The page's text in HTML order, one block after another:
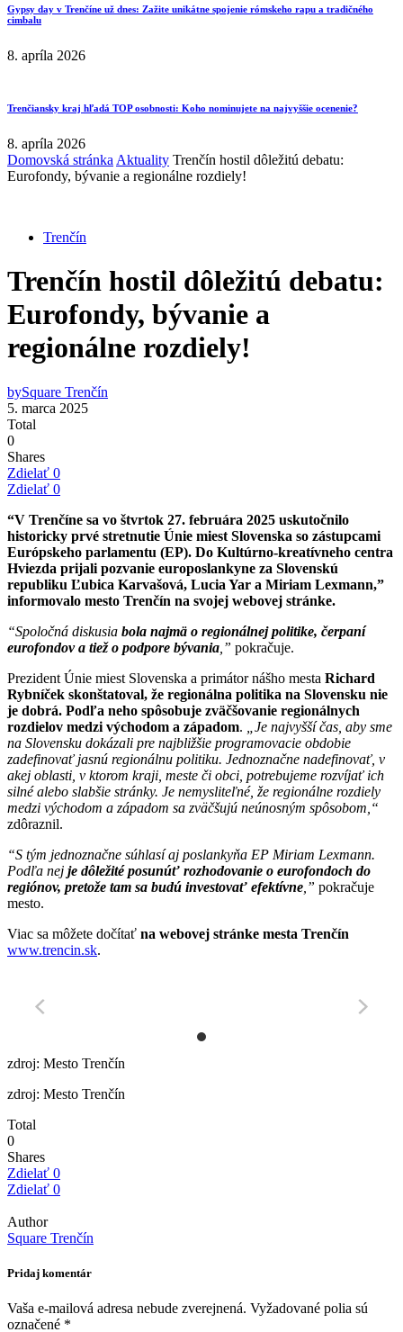
Gypsy day v Trenčíne už dnes: Zažite unikátne spojenie rómskeho rapu a tradičného
cimbalu
8. apríla 2026
Trenčiansky kraj hľadá TOP osobnosti: Koho nominujete na najvyššie ocenenie?
8. apríla 2026
Domovská stránka Aktuality Trenčín hostil dôležitú debatu:
Eurofondy, bývanie a regionálne rozdiely!
Trenčín
Trenčín hostil dôležitú debatu:
Eurofondy, bývanie a
regionálne rozdiely!
bySquare Trenčín
5. marca 2025
Total
0
Shares
Zdielať 0
Zdielať 0
“V Trenčíne sa vo štvrtok 27. februára 2025 uskutočnilo
historicky prvé stretnutie Únie miest Slovenska so zástupcami
Európskeho parlamentu (EP). Do Kultúrno-kreatívneho centra
Hviezda prijali pozvanie europoslankyne za Slovenskú
republiku Ľubica Karvašová, Lucia Yar a Miriam Lexmann,”
informovalo mesto Trenčín na svojej webovej stránke.
“Spoločná diskusia bola najmä o regionálnej politike, čerpaní
eurofondov a tiež o podpore bývania ,” pokračuje.
Prezident Únie miest Slovenska a primátor nášho mesta Richard
Rybníček skonštatoval, že regionálna politika na Slovensku nie
je dobrá. Podľa neho spôsobuje zväčšovanie regionálnych
rozdielov medzi východom a západom.
„Je najvyšší čas, aby sme
na Slovensku dokázali pre najbližšie programovacie obdobie
zadefinovať jasnú regionálnu politiku. Jednoznačne nadefinovať, v
akej oblasti, v ktorom kraji, meste či obci, potrebujeme rozvíjať ich
silné alebo slabšie stránky. Je nemysliteľné, že regionálne rozdiely
medzi východom a západom sa zväčšujú neúnosným spôsobom,“
zdôraznil.
“S tým jednoznačne súhlasí aj poslankyňa EP Miriam Lexmann.
Podľa nej je dôležité posunúť rozhodovanie o eurofondoch do
regiónov, pretože tam sa budú investovať efektívne ,” pokračuje
mesto.
Viac sa môžete dočítať na webovej stránke mesta Trenčín
www.trencin.sk.
zdroj: Mesto Trenčín
zdroj: Mesto Trenčín
Total
0
Shares
Zdielať 0
Zdielať 0
Author
Square Trenčín
Pridaj komentár
Vaša e-mailová adresa nebude zverejnená. Vyžadované polia sú
označené *